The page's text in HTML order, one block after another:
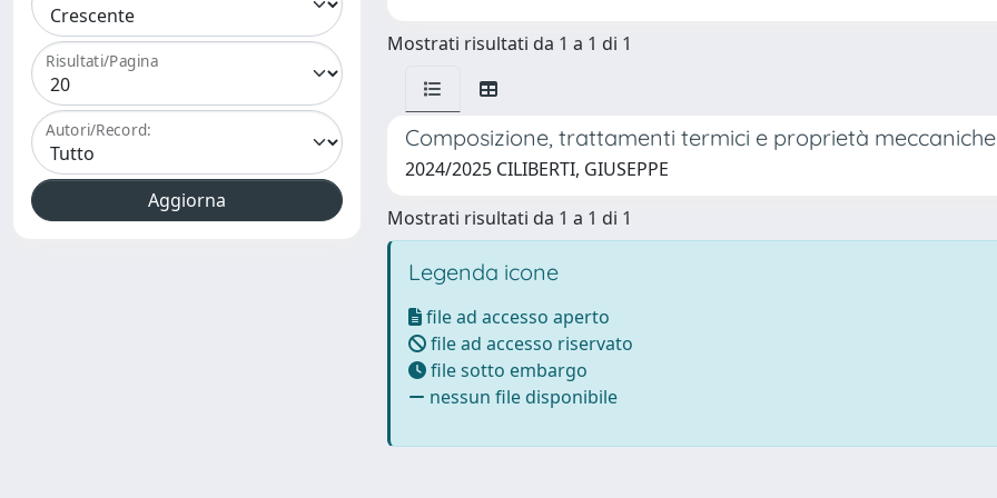
Risultati/Pagina
Autori/Record:
Mostrati risultati da 1 a 1 di 1
Composizione, trattamenti termici e proprietà
2024/2025 CILIBERTI, GIUSEPPE
Mostrati risultati da 1 a 1 di 1
Legenda icone
file ad accesso aperto
file ad accesso riservato
file sotto embargo
nessun file disponibile